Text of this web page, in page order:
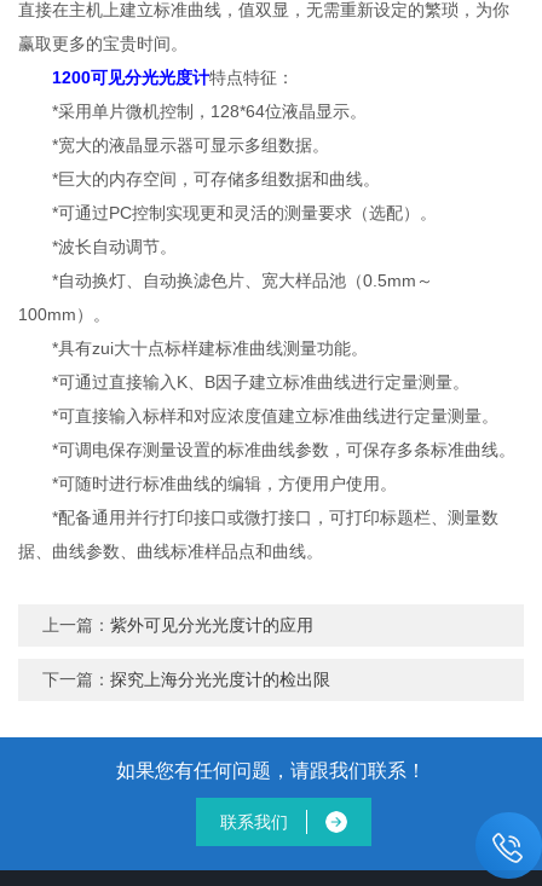
直接在主机上建立标准曲线，值双显，无需重新设定的繁琐，为你
赢取更多的宝贵时间。
1200可见分光光度计特点特征：
*采用单片微机控制，128*64位液晶显示。
*宽大的液晶显示器可显示多组数据。
*巨大的内存空间，可存储多组数据和曲线。
*可通过PC控制实现更和灵活的测量要求（选配）。
*波长自动调节。
*自动换灯、自动换滤色片、宽大样品池（0.5mm～
100mm）。
*具有zui大十点标样建标准曲线测量功能。
*可通过直接输入K、B因子建立标准曲线进行定量测量。
*可直接输入标样和对应浓度值建立标准曲线进行定量测量。
*可调电保存测量设置的标准曲线参数，可保存多条标准曲线。
*可随时进行标准曲线的编辑，方便用户使用。
*配备通用并行打印接口或微打接口，可打印标题栏、测量数
据、曲线参数、曲线标准样品点和曲线。
上一篇：紫外可见分光光度计的应用
下一篇：探究上海分光光度计的检出限
如果您有任何问题，请跟我们联系！
联系我们